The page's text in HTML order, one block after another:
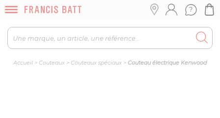
Accueil > Couteaux > Couteaux spéciaux > Couteau électrique Kenwood